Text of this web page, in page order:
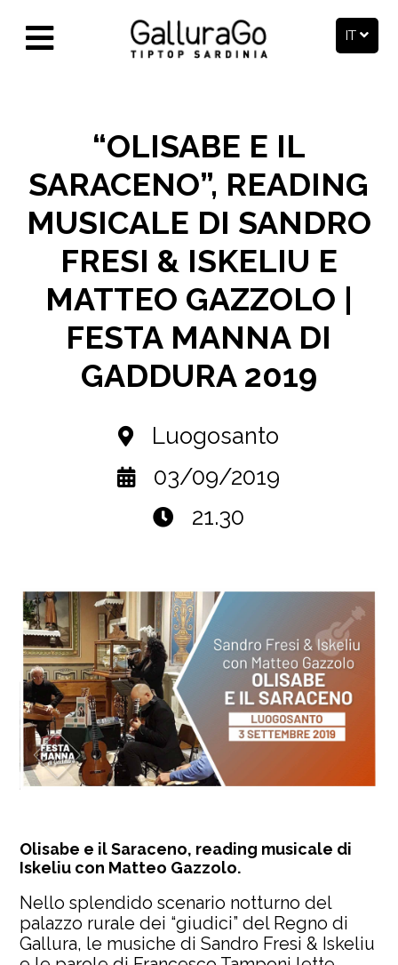
IT
“OLISABE E IL
SARACENO”, READING
MUSICALE DI SANDRO
FRESI & ISKELIU E
MATTEO GAZZOLO |
FESTA MANNA DI
GADDURA 2019
Luogosanto
03/09/2019
21.30
Olisabe e il Saraceno, reading musicale di
Iskeliu con Matteo Gazzolo.
Nello splendido scenario notturno del
palazzo rurale dei “giudici” del Regno di
Gallura, le musiche di Sandro Fresi & Iskeliu